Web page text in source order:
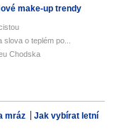
make-up trendy
o teplém po...
Chodska
mráz
Jak vybírat letní